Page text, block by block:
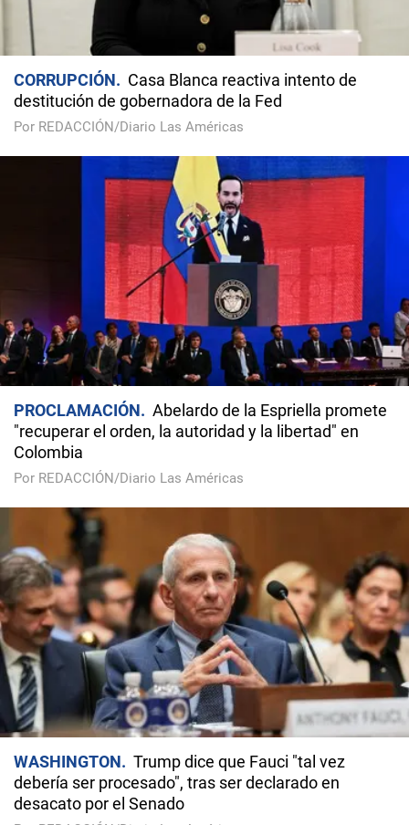
CORRUPCIÓN
Casa Blanca reactiva intento de
destitución de gobernadora de la Fed
Por REDACCIÓN/Diario Las Américas
PROCLAMACIÓN
Abelardo de la Espriella promete
"recuperar el orden, la autoridad y la libertad" en
Colombia
Por REDACCIÓN/Diario Las Américas
WASHINGTON
Trump dice que Fauci "tal vez
debería ser procesado", tras ser declarado en
desacato por el Senado